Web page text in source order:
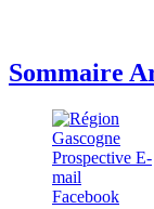
Sommaire